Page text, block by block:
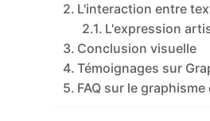
L'interaction entre
L'expression
Conclusion visuelle
Témoignages sur
FAQ sur le graphisme